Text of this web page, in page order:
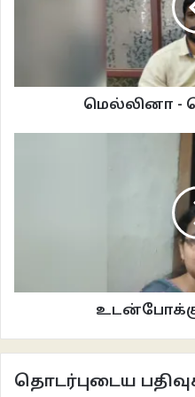
பகல் நேரங்களில் அன்னிச்சையாக
முடித்தாலும், இரவு வந்தவுடனே
தூங்கக் கிடைத்திருக்கும்
அவனோடு வாழ்க்கையைத்
இரவுகளை நினைத்து
பலவீனப்படுத்துவதாக உணர்ந்தாள்.
இரவு நேரம் தூக்கம் வர
ஆக்கிரமித்துக்கொள்கின்றன.
பார்த்து வந்தாள். தனிமையின்
எண்ணங்கள் ஓங்கி எழுவதும், பின்
அவளுக்குள் பலர் பேசிச்
வாசனை கொஞ்ச நேரமாகவே வந்து‍
பார்த்தாள். சோப்பின் கவர்
குப்பைகளை சரியான இடத்தில்
மெல்லினா -
தொடர்புடைய